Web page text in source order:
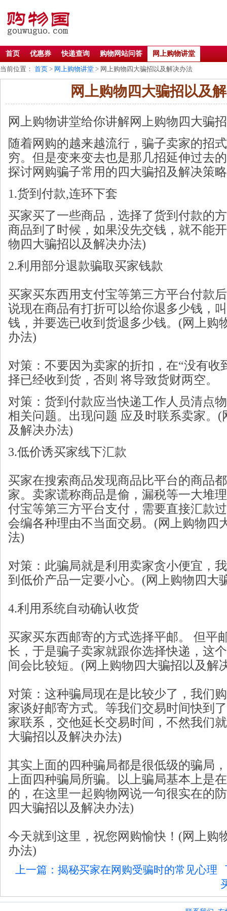
首页 优惠券 快递查询 购物网站问答
网上购物讲堂
当前位置： 首页 > 网上购物讲堂 > 网上购物四大骗招以及解决办法
网上购物四大骗招以及
网上购物讲堂给你讲解网上购物四大骗
随着网购的越来越流行，骗子卖家的招
穷。但是变来变去也是那几招延伸过去
探讨网购骗子常用的四大骗招及解决策
1.货到付款,连环下套
买家买了一些商品，选择了货到付款的
商品到了时候，如果没先交钱，就不能
物四大骗招以及解决办法)
2.利用部分退款骗取买家钱款
买家买东西用支付宝等第三方平台付款
说现在商品有打折可以给你退多少钱，
钱，并要选已收到货退多少钱。(网上购
办法)
对策：不要因为卖家的折扣，在“没有收
择已经收到货，否则 将导致货财两空。
对策：货到付款应当快递工作人员清点
相关问题。出现问题 应及时联系卖家。
及解决办法)
3.低价诱买家线下汇款
买家在搜索商品发现商品比平台的商品
家。卖家谎称商品是偷，漏税等一大堆
付宝等第三方平台支付，需要直接汇款
会编各种理由不当面交易。(网上购物四
法)
对策：此骗局就是利用卖家贪小便宜，
到低价产品一定要小心。(网上购物四大
4.利用系统自动确认收货
买家买东西邮寄的方式选择平邮。 但平
长，于是骗子卖家就跟你选择快递，这
间会比较短。(网上购物四大骗招以及解
对策：这种骗局现在是比较少了，我们
家谈好邮寄方式。等我们交易时间快到
家联系，交他延长交易时间，不然我们
大骗招以及解决办法)
其实上面的四种骗局都是很低级的骗局
上面四种骗局所骗。以上骗局基本上是
的，在这里一起购物网说一句很实在的
四大骗招以及解决办法)
今天就到这里，祝您网购愉快！(网上购
办法)
上一篇：揭秘买家在网购受骗时的常见心理